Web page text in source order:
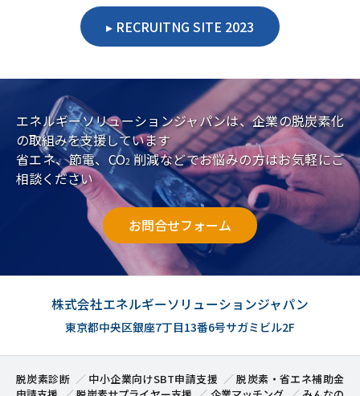
RECRUITNG SITE 2023
エネルギーソリューションジャパンは、企業の脱炭素化
の取組みを支援しています
省エネ、節電、CO2 削減などでお悩みの方はお気軽にご
相談ください
お問合せフォーム
株式会社エネルギーソリューションジャパン
東京都中央区銀座7丁目13番6号サガミビル2F
脱炭素診断 中小企業向けSBT申請支援
脱炭素・省エネ補助金